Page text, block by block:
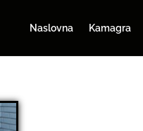
Naslovna Kamagra